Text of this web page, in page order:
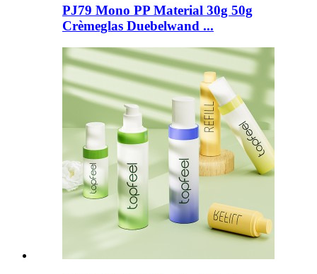
PJ79 Mono PP Material 30g 50g
Crèmeglas Duebelwand ...